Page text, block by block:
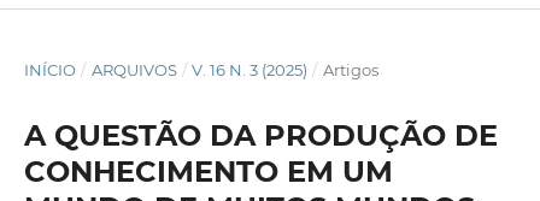
INÍCIO / ARQUIVOS / V. 16 N. 3 (2025) / Artigos
A QUESTÃO DA PRODUÇÃO DE
CONHECIMENTO EM UM